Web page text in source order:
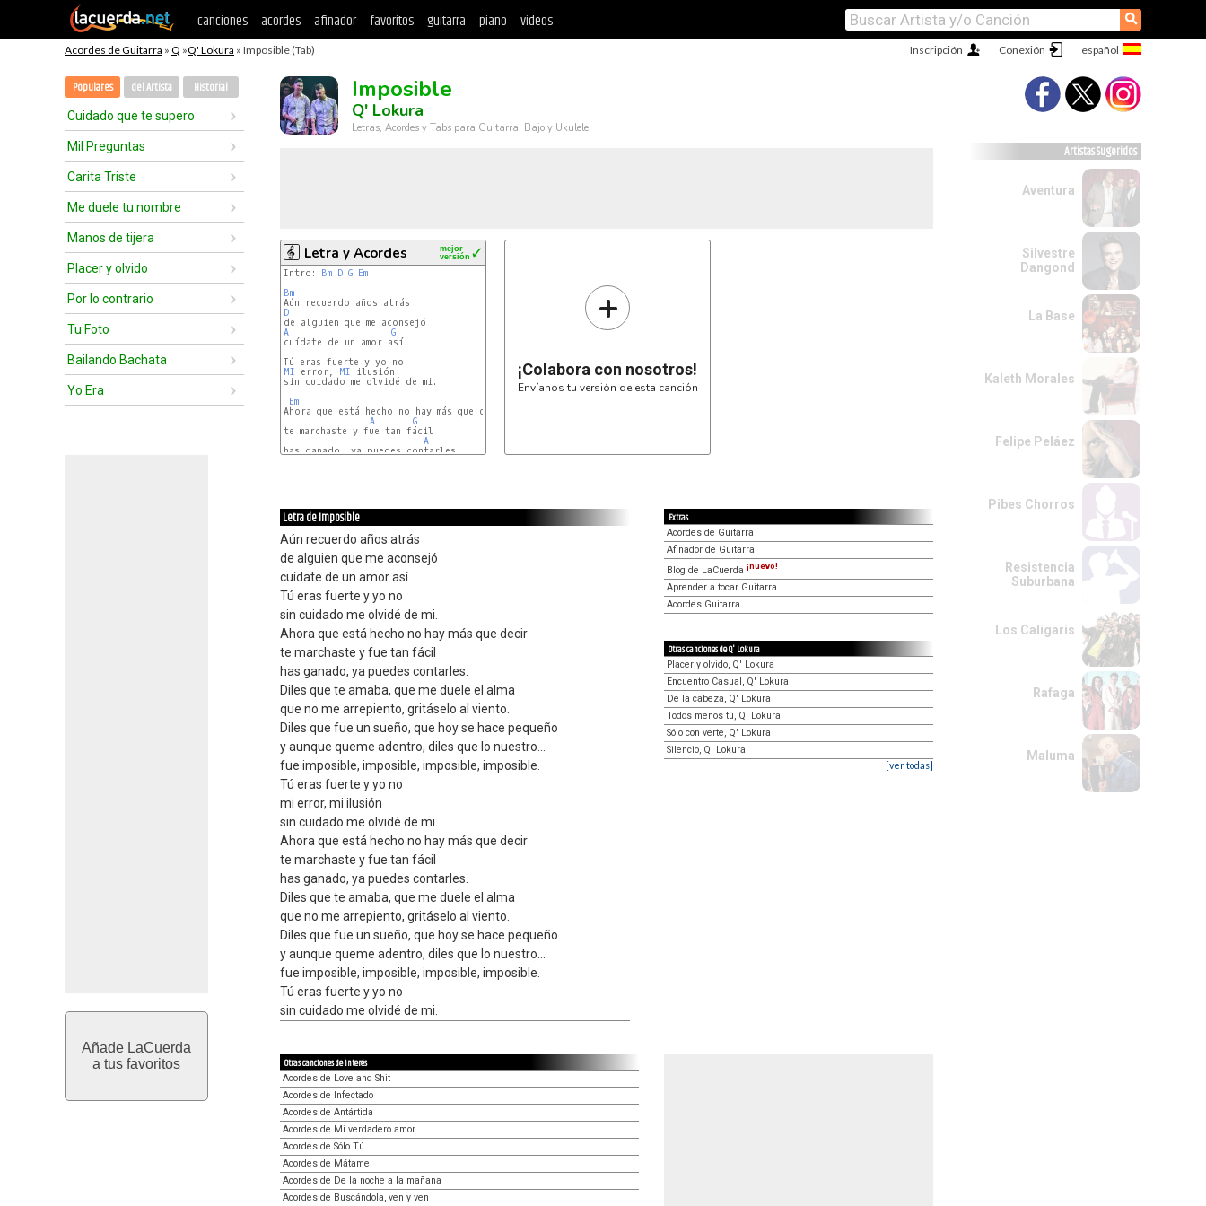
canciones acordes afinador favoritos guitarra piano videos ⚲
Acordes de Guitarra » Q »Q' Lokura » Imposible (Tab) Conexión
Inscripción
Populares del Artista Historial
Cuidado que te supero
Mil Preguntas
Carita Triste
Me duele tu nombre
Manos de tijera
Placer y olvido
Por lo contrario
Tu Foto
Bailando Bachata
Yo Era
Añade LaCuerda
a tus favoritos
Imposible
Q' Lokura
Letras, Acordes y Tabs para Guitarra, Bajo y Ukulele
Letra y Acordes ✓
mejor
versión
Intro: Bm D G Em
Bm
D
A
G
cuídate de un amor así.
MI error, MI ilusión
sin cuidado me olvidé de mi.
Em
Ahora que está hecho no hay más que decir
A
G
te marchaste y fue tan fácil
A
has ganado, ya puedes contarles.
+
¡Colabora con nosotros!
Envíanos tu versión de esta canción
Letra de Imposible
Aún recuerdo años atrás
de alguien que me aconsejó
cuídate de un amor así.
Tú eras fuerte y yo no
sin cuidado me olvidé de mi.
Ahora que está hecho no hay más que decir
te marchaste y fue tan fácil
has ganado, ya puedes contarles.
Diles que te amaba, que me duele el alma
que no me arrepiento, gritáselo al viento.
Diles que fue un sueño, que hoy se hace pequeño
y aunque queme adentro, diles que lo nuestro...
fue imposible, imposible, imposible, imposible.
Tú eras fuerte y yo no
mi error, mi ilusión
sin cuidado me olvidé de mi.
Ahora que está hecho no hay más que decir
te marchaste y fue tan fácil
has ganado, ya puedes contarles.
Diles que te amaba, que me duele el alma
que no me arrepiento, gritáselo al viento.
Diles que fue un sueño, que hoy se hace pequeño
y aunque queme adentro, diles que lo nuestro...
fue imposible, imposible, imposible, imposible.
Tú eras fuerte y yo no
sin cuidado me olvidé de mi.
Extras
Acordes de Guitarra
Afinador de Guitarra
Blog de LaCuerda ¡nuevo!
Aprender a tocar Guitarra
Acordes Guitarra
Otras canciones de Q' Lokura
Placer y olvido, Q' Lokura
Encuentro Casual, Q' Lokura
De la cabeza, Q' Lokura
Todos menos tú, Q' Lokura
Sólo con verte, Q' Lokura
Silencio, Q' Lokura
[ver todas]
Otras canciones de interés
Acordes de Love and Shit
Acordes de Infectado
Acordes de Antártida
Acordes de Mi verdadero amor
Acordes de Sólo Tú
Acordes de Mátame
Acordes de De la noche a la mañana
Acordes de Buscándola, ven y ven
Artistas Sugeridos
Aventura
Silvestre
Dangond
La Base
Kaleth Morales
Felipe Peláez
Pibes Chorros
Resistencia
Suburbana
Los Caligaris
Rafaga
Maluma